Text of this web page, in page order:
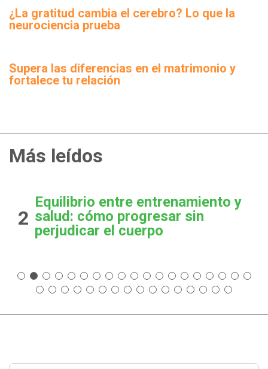
¿La gratitud cambia el cerebro? Lo que la
neurociencia prueba
Supera las diferencias en el matrimonio y
fortalece tu relación
Más leídos
2
Equilibrio entre entrenamiento y
salud: cómo progresar sin
perjudicar el cuerpo